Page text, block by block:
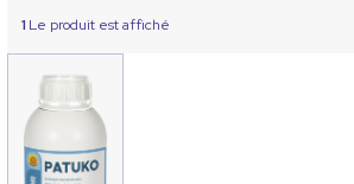
1 Le produit est affiché